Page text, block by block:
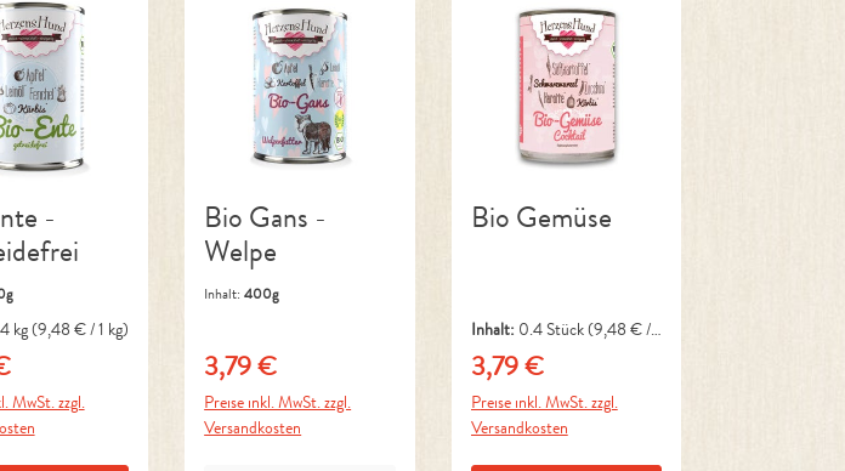
-
kg(9,48 € / 1 kg)
Preis:
MwSt. zzgl.
Bio Gans -
Welpe
Inhalt:400g
Regulärer Preis:
3,79 €
Preise inkl. MwSt. zzgl.
Versandkosten
Bio Gemüse
Inhalt: 0.4 Stück(9,48 € / 1
Stück)
Regulärer Preis:
3,79 €
Preise inkl. MwSt. zzgl.
Versandkosten